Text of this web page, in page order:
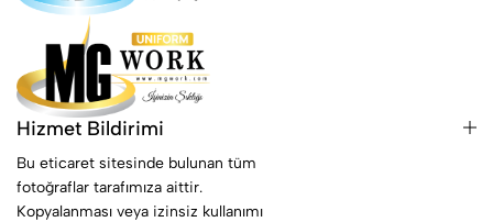
Hizmet Bildirimi
Bu eticaret sitesinde bulunan tüm
fotoğraflar tarafımıza aittir.
Kopyalanması veya izinsiz kullanımı